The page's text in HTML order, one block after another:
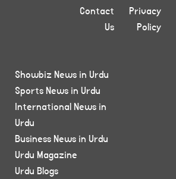
Privacy
Policy
Contact
Us
Showbiz News in Urdu
Sports News in Urdu
International News in
Urdu
Business News in Urdu
Urdu Magazine
Urdu Blogs